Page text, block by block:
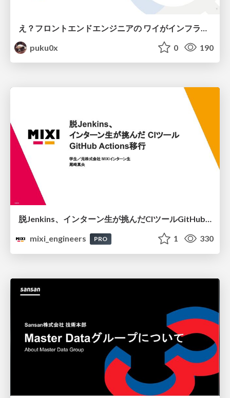
puku0x
0 190
脱Jenkins、インターン生が挑んだCIツールGitHubActions移行
mixi_engineers
PRO 1 330